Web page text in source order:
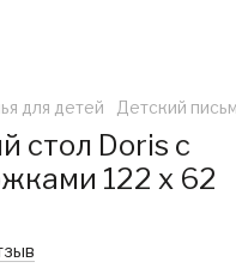
для детей Детский
стол Doris с
122 x 62